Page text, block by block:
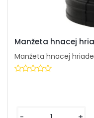
Manžeta hnacej
Manžeta hnacej